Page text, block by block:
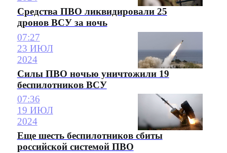
Средства ПВО ликвидировали 25
дронов ВСУ за ночь
07:27
23 ИЮЛ
2024
Силы ПВО ночью уничтожили 19
беспилотников ВСУ
07:36
19 ИЮЛ
2024
Еще шесть беспилотников сбиты
российской системой ПВО